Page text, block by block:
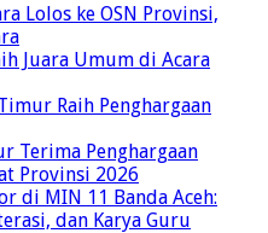
Lolos ke OSN Provinsi,
Juara Umum di Acara
Raih Penghargaan
Terima Penghargaan
Provinsi 2026
di MIN 11 Banda Aceh:
dan Karya Guru